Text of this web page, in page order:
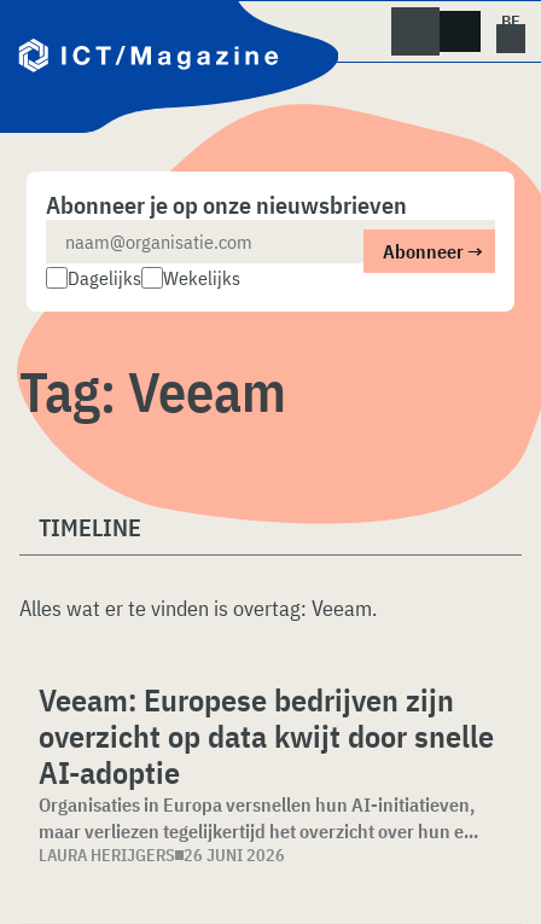
naar
content
Abonneer je op onze nieuwsbrieven
Dagelijks Wekelijks
Tag: Veeam
TIMELINE
Alles wat er te vinden is overtag: Veeam.
Veeam: Europese bedrijven zijn
overzicht op data kwijt door snelle
AI-adoptie
Organisaties in Europa versnellen hun AI-initiatieven,
maar verliezen tegelijkertijd het overzicht over hun e...
LAURA HERIJGERS 26 JUNI 2026